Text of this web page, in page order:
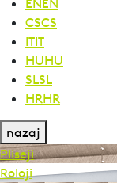
ENEN
CSCS
ITIT
HUHU
SLSL
HRHR
nazaj
Pliseji
Roloji